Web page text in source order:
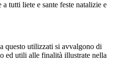
tutti liete e sante feste natalizie e
questo utilizzati si avvalgono di
ed utili alle finalità illustrate nella